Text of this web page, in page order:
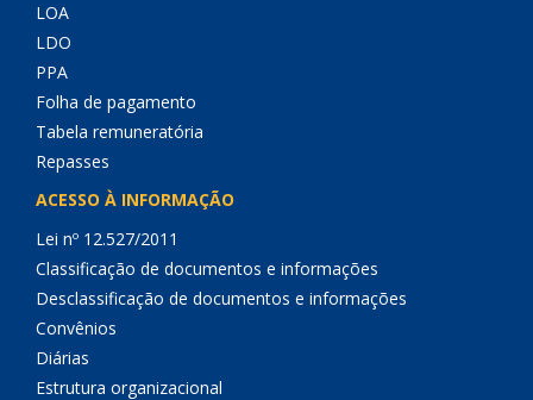
LOA
LDO
PPA
Folha de pagamento
Tabela remuneratória
Repasses
ACESSO À INFORMAÇÃO
Lei nº 12.527/2011
Classificação de documentos e informações
Desclassificação de documentos e informações
Convênios
Diárias
Estrutura organizacional